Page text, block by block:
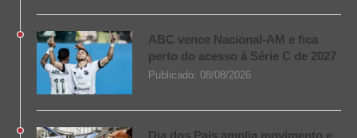
ABC vence Nacional-AM e fica
perto do acesso à Série C de 2027
Publicado: 08/08/2026